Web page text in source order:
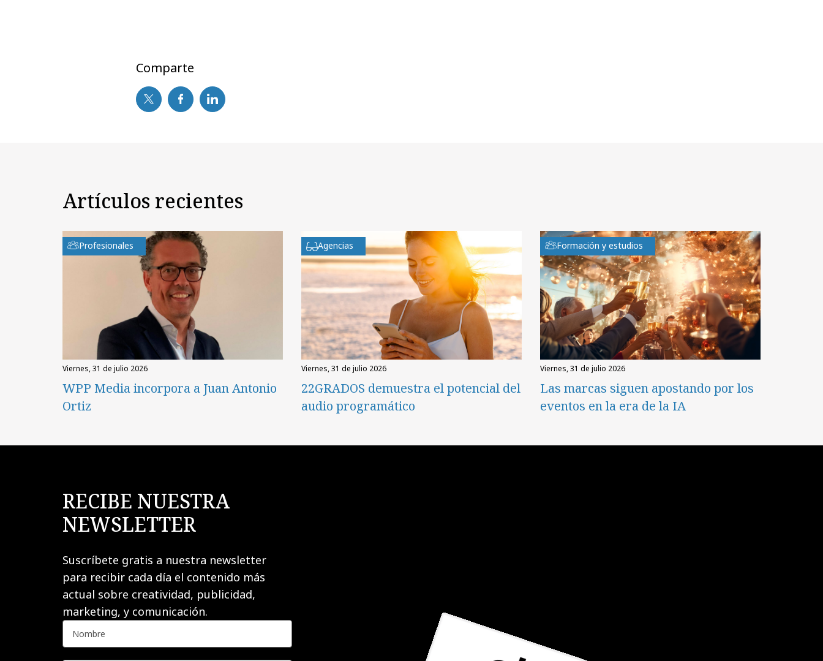
Comparte
Artículos recientes
Profesionales
viernes, 31 de julio 2026
WPP Media incorpora a Juan Antonio
Ortiz
Agencias
viernes, 31 de julio 2026
22GRADOS demuestra el potencial del
audio programático
Formación y estudios
viernes, 31 de julio 2026
Las marcas siguen apostando por los
eventos en la era de la IA
RECIBE NUESTRA
NEWSLETTER
Suscríbete gratis a nuestra newsletter
para recibir cada día el contenido más
actual sobre creatividad, publicidad,
marketing, y comunicación.